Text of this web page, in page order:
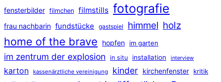
fensterbilder filmchen filmstills fotografie
frau nachbarin fundstücke gastspiel himmel holz
home of the brave hopfen im garten
im zentrum der explosion in situ installation interview
karton kassenärztliche vereinigung kinder kirchenfenster kritik